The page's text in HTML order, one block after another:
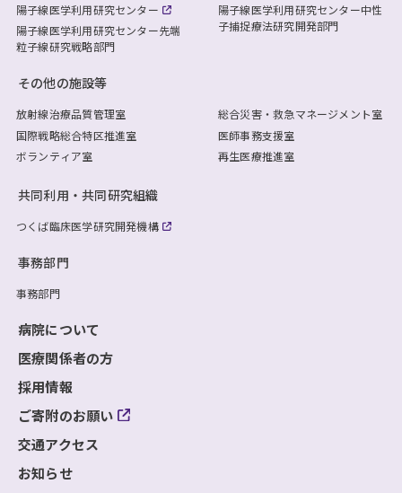
陽子線医学利用研究センター
陽子線医学利用研究センター先端
粒子線研究戦略部門
陽子線医学利用研究センター中性
子捕捉療法研究開発部門
その他の施設等
放射線治療品質管理室
国際戦略総合特区推進室
ボランティア室
総合災害・救急マネージメント室
医師事務支援室
再生医療推進室
共同利用・共同研究組織
つくば臨床医学研究開発機構
事務部門
事務部門
病院について
医療関係者の方
採用情報
ご寄附のお願い
交通アクセス
お知らせ